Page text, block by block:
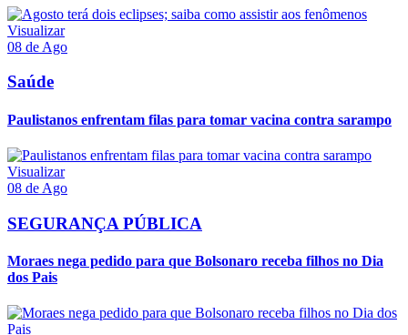
Visualizar
08 de Ago
Saúde
Paulistanos enfrentam filas para tomar vacina contra sarampo
Visualizar
08 de Ago
SEGURANÇA PÚBLICA
Moraes nega pedido para que Bolsonaro receba filhos no Dia
dos Pais